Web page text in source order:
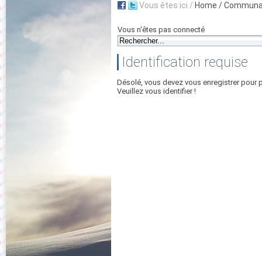
Vous êtes ici / Home /
Vous n'êtes pas connecté
Identification requise
Désolé, vous devez vous enregistrer pour
Veuillez vous identifier !